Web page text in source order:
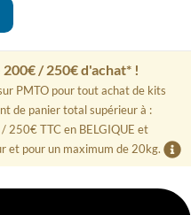
/ 250€ d'achat* !
PMTO pour tout achat de kits
de panier total supérieur à :
250€ TTC en BELGIQUE et
et pour un maximum de 20kg.